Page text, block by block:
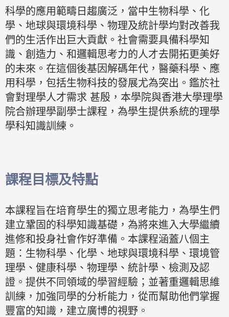
科學的應用範疇日趨廣泛，當中生物科學、化
學、地球與環境科學、物理及統計學均對改善我
們的生活作出巨大貢獻。社會需要具備科學知
識、創造力、和邏輯思考力的人才去開拓更美好
的未來。在這個後基因解碼年代，醫藥科學、應
用科學，包括生物科技的發展尤為突出。鑑於社
會對理學人才需求 甚殷，本學院與香港大學理學
院合辦理學副學士課程，為學生提供系統的理學
學科知識訓練。
課程目標及特點
本課程旨在培育學生的獨立思考能力，為學生們
建立鞏固的科學知識基礎，為將來進入大學繼續
進修和投身社會作好準備。本課程涵蓋八個主
題：生物科學、化學、地球與環境科學、環境管
理學、健康科學、物理學、統計學、檢測及認
證。提供不同領域的學習經驗；並著重邏輯思維
訓練，加強同學的分析能力，從而幫助他們掌握
豐富的知識，建立廣博的視野。